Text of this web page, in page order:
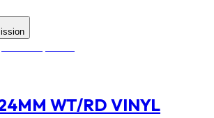
WT/RD VINYL